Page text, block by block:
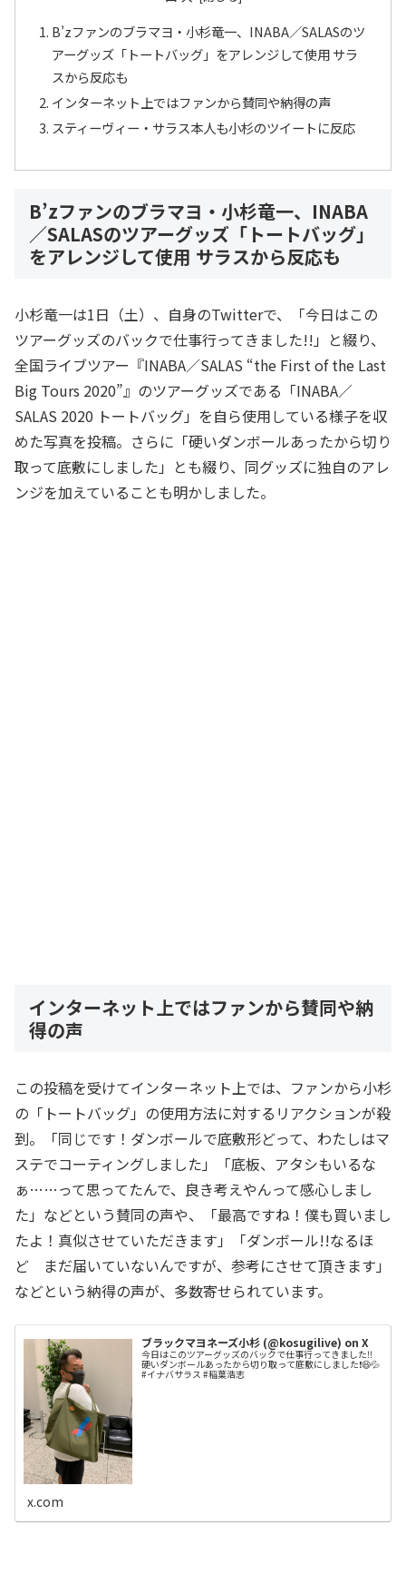
B’zファンのブラマヨ・小杉竜一、INABA／SALASのツ
アーグッズ「トートバッグ」をアレンジして使用 サラ
スから反応も
インターネット上ではファンから賛同や納得の声
スティーヴィー・サラス本人も小杉のツイートに反応
B’zファンのブラマヨ・小杉竜一、INABA
／SALASのツアーグッズ「トートバッグ」
をアレンジして使用 サラスから反応も
小杉竜一は1日（土）、自身のTwitterで、「今日はこの
ツアーグッズのバックで仕事行ってきました!!」と綴り、
全国ライブツアー『INABA／SALAS “the First of the Last
Big Tours 2020”』のツアーグッズである「INABA／
SALAS 2020 トートバッグ」を自ら使用している様子を収
めた写真を投稿。さらに「硬いダンボールあったから切り
取って底敷にしました」とも綴り、同グッズに独自のアレ
ンジを加えていることも明かしました。
インターネット上ではファンから賛同や納
得の声
この投稿を受けてインターネット上では、ファンから小杉
の「トートバッグ」の使用方法に対するリアクションが殺
到。「同じです！ダンボールで底敷形どって、わたしはマ
ステでコーティングしました」「底板、アタシもいるな
ぁ……って思ってたんで、良き考えやんって感心しまし
た」などという賛同の声や、「最高ですね！僕も買いまし
たよ！真似させていただきます」「ダンボール!!なるほ
ど まだ届いていないんですが、参考にさせて頂きます」
などという納得の声が、多数寄せられています。
ブラックマヨネーズ小杉 (@kosugilive) on X
今日はこのツアーグッズのバックで仕事行ってきました‼️
硬いダンボールあったから切り取って底敷にしました❗️😆💦
#イナバサラス #稲葉浩志
x.com